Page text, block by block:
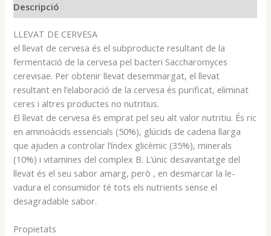
Descripció
LLEVAT DE CERVESA
el llevat de cervesa és el subproducte resultant de la
fermentació de la cervesa pel bacteri Saccharomyces
cerevisae. Per obtenir llevat desemmargat, el llevat
resultant en l’elaboració de la cervesa és purificat, eliminat
ceres i altres productes no nutritius.
El llevat de cervesa és emprat pel seu alt valor nutritiu. És ric
en aminoàcids essencials (50%), glúcids de cadena llarga
que ajuden a controlar l’índex glicèmic (35%), minerals
(10%) i vitamines del complex B. L’únic desavantatge del
llevat és el seu sabor amarg, però , en desmarcar la le-
vadura el consumidor té tots els nutrients sense el
desagradable sabor.
Propietats